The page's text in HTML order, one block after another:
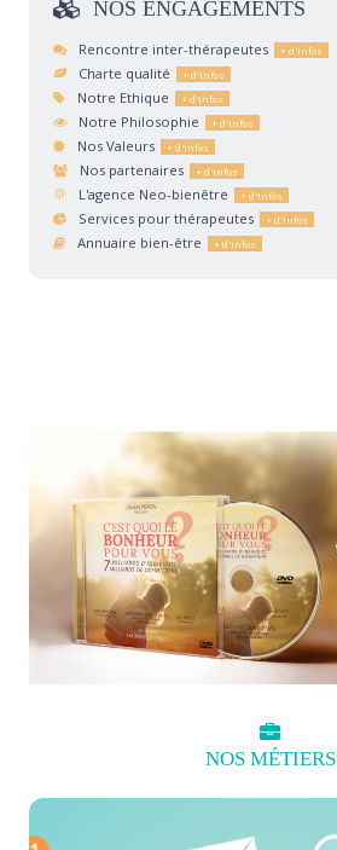
NOS ENGAGEMENTS
Rencontre inter-thérapeutes
Charte qualité
Notre Ethique
Notre Philosophie
Nos Valeurs
Nos partenaires
L'agence Neo-bienêtre
Services pour thérapeutes
Annuaire bien-être
NOS MÉTIERS